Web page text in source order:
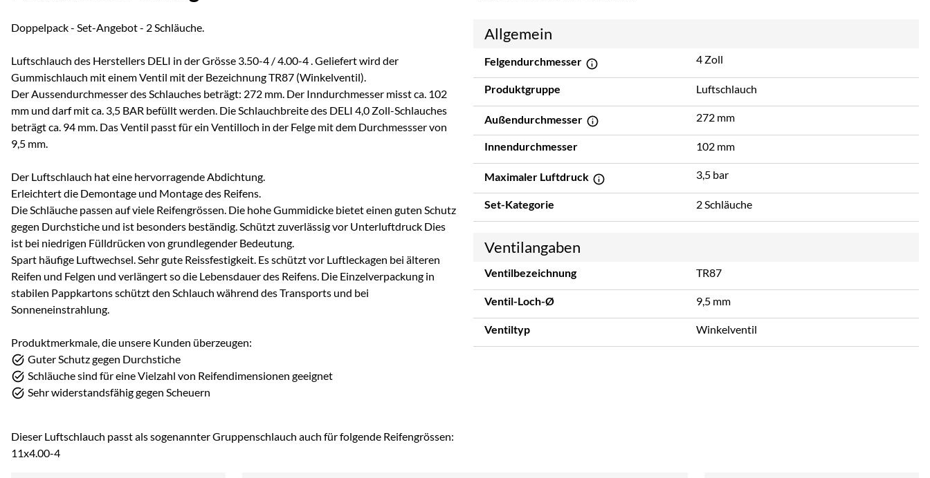
Doppelpack - Set-Angebot - 2 Schläuche.
Luftschlauch des Herstellers DELI in der Grösse 3.50-4 / 4.00-4 . Geliefert wird der
Gummischlauch mit einem Ventil mit der Bezeichnung TR87 (Winkelventil).
Der Aussendurchmesser des Schlauches beträgt: 272 mm. Der Inndurchmesser misst ca. 102
mm und darf mit ca. 3,5 BAR befüllt werden. Die Schlauchbreite des DELI 4,0 Zoll-Schlauches
beträgt ca. 94 mm. Das Ventil passt für ein Ventilloch in der Felge mit dem Durchmessser von
9,5 mm.
Der Luftschlauch hat eine hervorragende Abdichtung.
Erleichtert die Demontage und Montage des Reifens.
Die Schläuche passen auf viele Reifengrössen. Die hohe Gummidicke bietet einen guten Schutz
gegen Durchstiche und ist besonders beständig. Schützt zuverlässig vor Unterluftdruck Dies
ist bei niedrigen Fülldrücken von grundlegender Bedeutung.
Spart häufige Luftwechsel. Sehr gute Reissfestigkeit. Es schützt vor Luftleckagen bei älteren
Reifen und Felgen und verlängert so die Lebensdauer des Reifens. Die Einzelverpackung in
stabilen Pappkartons schützt den Schlauch während des Transports und bei
Sonneneinstrahlung.
Produktmerkmale, die unsere Kunden überzeugen:
Guter Schutz gegen Durchstiche
Schläuche sind für eine Vielzahl von Reifendimensionen geeignet
Sehr widerstandsfähig gegen Scheuern
Dieser Luftschlauch passt als sogenannter Gruppenschlauch auch für folgende Reifengrössen:
11x4.00-4
Allgemein
Felgendurchmesser 4 Zoll
Produktgruppe Luftschlauch
Außendurchmesser 272 mm
Innendurchmesser 102 mm
Maximaler Luftdruck 3,5 bar
Set-Kategorie 2 Schläuche
Ventilangaben
Ventilbezeichnung TR87
Ventil-Loch-Ø 9,5 mm
Ventiltyp Winkelventil